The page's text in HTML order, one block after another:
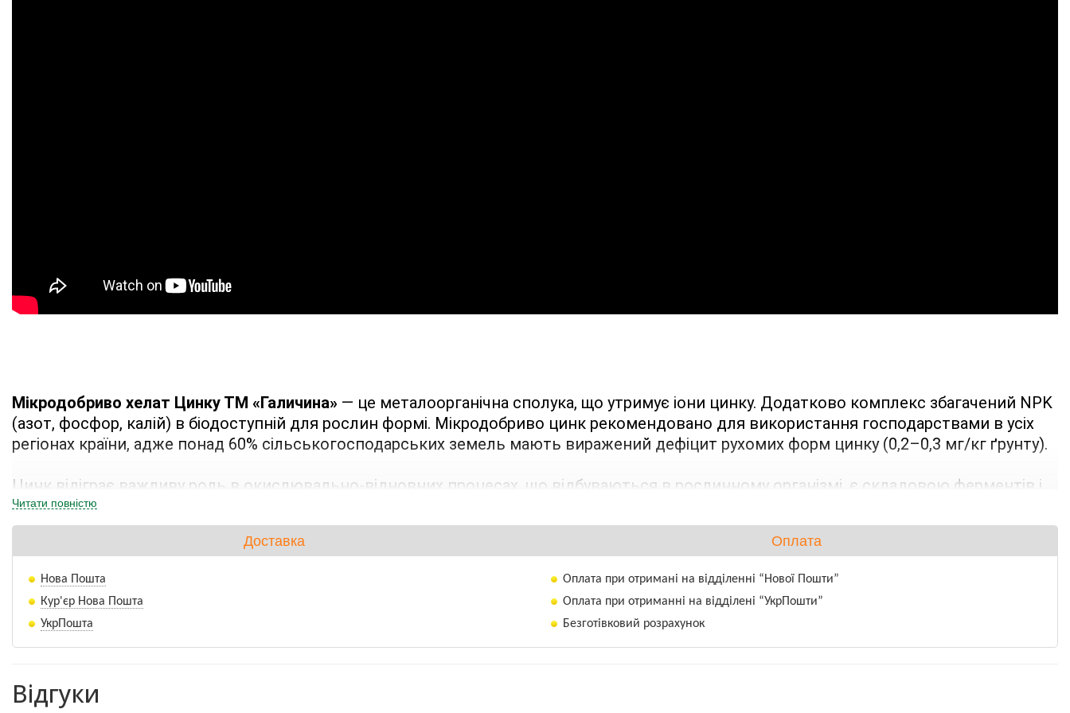
Мікродобриво хелат Цинку ТМ «Галичина» — це металоорганічна сполука, що утримує іони цинку. Додатково комплекс збагачений NPK
(азот, фосфор, калій) в біодоступній для рослин формі. Мікродобриво цинк рекомендовано для використання господарствами в усіх
регіонах країни, адже понад 60% сільськогосподарських земель мають виражений дефіцит рухомих форм цинку (0,2–0,3 мг/кг ґрунту).
Цинк відіграє важливу роль в окислювально-відновних процесах, що відбуваються в рослинному організмі, є складовою ферментів і
безпосередньо бере участь в утворенні хлорофілу, сприяє синтезу вітамінів. Під впливом цинку підвищується синтез сахарози,
крохмалю, загальний вміст вуглеводів та білкових речовин.
Переваги добрива:
Читати повністю
Доставка
Нова Пошта
Кур'єр Нова Пошта
УкрПошта
Оплата
Оплата при отримані на відділенні “Нової Пошти”
Оплата при отриманні на відділені “УкрПошти”
Безготівковий розрахунок
Відгуки